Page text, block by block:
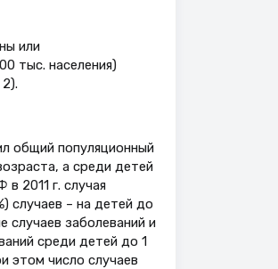
или
тыс. населения)
общий популяционный
а среди детей
2011 г. случая
случаев – на детей до
случаев заболеваний и
среди детей до 1
этом число случаев